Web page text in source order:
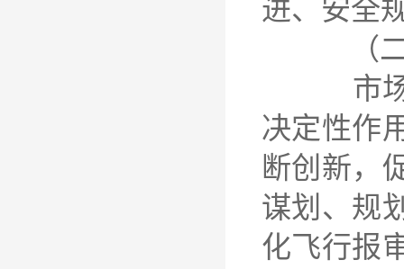
进、安全
（二）
市场主
决定性作
断创新，
谋划、规
化飞行报